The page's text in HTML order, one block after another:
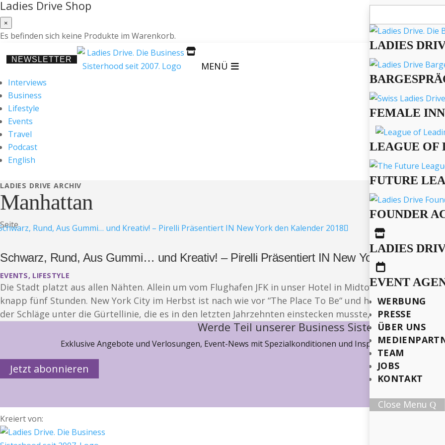
Ladies Drive Shop
×
Es befinden sich keine Produkte im Warenkorb.
NEWSLETTER

MENÜ
Interviews
Business
Lifestyle
Events
Travel
Podcast
English
nach:
LADIES
FEMALE
LEAGUE OF
FUTURE
FOUNDER

LADIES

EVENT
WERBUNG
PRESSE
ÜBER UNS
TEAM
JOBS
KONTAKT
Close Menu
LADIES DRIVE ARCHIV
Manhattan
Seite
Schwarz, Rund, Aus Gummi… und Kreativ! – Pirelli Präsentiert IN New York den
EVENTS, LIFESTYLE
Die Stadt platzt aus allen Nähten. Allein um vom Flughafen JFK in unser Hotel in Midtown Manhattan
knapp fünf Stunden. New York City im Herbst ist nach wie vor “The Place To Be“ und hat an
der Schläge unter die Gürtellinie, die es in den letzten Jahrzehnten einstecken musste, kein bisschen
Werde Teil unserer Business Sisterhood
Exklusive Angebote und Verlosungen, Event-News mit Spezialkonditionen und Inspiration, wie wir
Jetzt abonnieren
Kreiert von: